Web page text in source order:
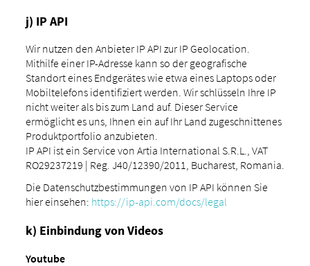
j) IP API
Wir nutzen den Anbieter IP API zur IP Geolocation.
Mithilfe einer IP-Adresse kann so der geografische
Standort eines Endgerätes wie etwa eines Laptops oder
Mobiltelefons identifiziert werden. Wir schlüsseln Ihre IP
nicht weiter als bis zum Land auf. Dieser Service
ermöglicht es uns, Ihnen ein auf Ihr Land zugeschnittenes
Produktportfolio anzubieten.
IP API ist ein Service von Artia International S.R.L., VAT
RO29237219 | Reg. J40/12390/2011, Bucharest, Romania.
Die Datenschutzbestimmungen von IP API können Sie
hier einsehen: https://ip-api.com/docs/legal
k) Einbindung von Videos
Youtube